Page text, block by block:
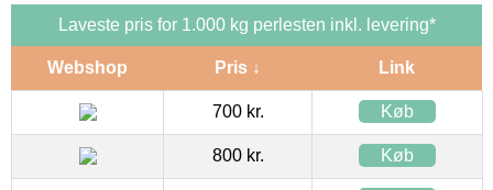
Laveste pris for 1.000 kg perlesten inkl. levering*
Webshop Pris ↓ Link
700 kr. Køb
800 kr. Køb